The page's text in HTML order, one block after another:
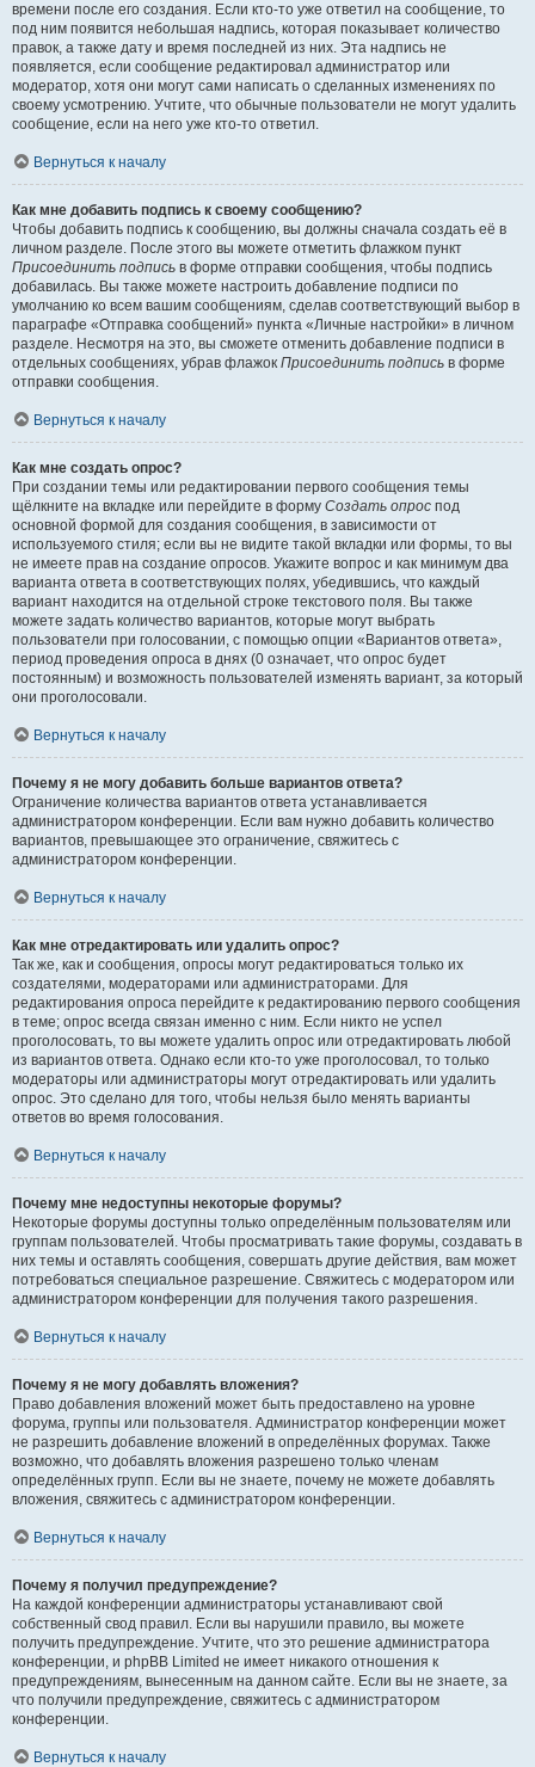
времени после его создания. Если кто-то уже ответил на сообщение, то
под ним появится небольшая надпись, которая показывает количество
правок, а также дату и время последней из них. Эта надпись не
появляется, если сообщение редактировал администратор или
модератор, хотя они могут сами написать о сделанных изменениях по
своему усмотрению. Учтите, что обычные пользователи не могут удалить
сообщение, если на него уже кто-то ответил.
Вернуться к началу
Как мне добавить подпись к своему сообщению?
Чтобы добавить подпись к сообщению, вы должны сначала создать её в
личном разделе. После этого вы можете отметить флажком пункт
Присоединить подпись в форме отправки сообщения, чтобы подпись
добавилась. Вы также можете настроить добавление подписи по
умолчанию ко всем вашим сообщениям, сделав соответствующий выбор в
параграфе «Отправка сообщений» пункта «Личные настройки» в личном
разделе. Несмотря на это, вы сможете отменить добавление подписи в
отдельных сообщениях, убрав флажок Присоединить подпись в форме
отправки сообщения.
Вернуться к началу
Как мне создать опрос?
При создании темы или редактировании первого сообщения темы
щёлкните на вкладке или перейдите в форму Создать опрос под
основной формой для создания сообщения, в зависимости от
используемого стиля; если вы не видите такой вкладки или формы, то вы
не имеете прав на создание опросов. Укажите вопрос и как минимум два
варианта ответа в соответствующих полях, убедившись, что каждый
вариант находится на отдельной строке текстового поля. Вы также
можете задать количество вариантов, которые могут выбрать
пользователи при голосовании, с помощью опции «Вариантов ответа»,
период проведения опроса в днях (0 означает, что опрос будет
постоянным) и возможность пользователей изменять вариант, за который
они проголосовали.
Вернуться к началу
Почему я не могу добавить больше вариантов ответа?
Ограничение количества вариантов ответа устанавливается
администратором конференции. Если вам нужно добавить количество
вариантов, превышающее это ограничение, свяжитесь с
администратором конференции.
Вернуться к началу
Как мне отредактировать или удалить опрос?
Так же, как и сообщения, опросы могут редактироваться только их
создателями, модераторами или администраторами. Для
редактирования опроса перейдите к редактированию первого сообщения
в теме; опрос всегда связан именно с ним. Если никто не успел
проголосовать, то вы можете удалить опрос или отредактировать любой
из вариантов ответа. Однако если кто-то уже проголосовал, то только
модераторы или администраторы могут отредактировать или удалить
опрос. Это сделано для того, чтобы нельзя было менять варианты
ответов во время голосования.
Вернуться к началу
Почему мне недоступны некоторые форумы?
Некоторые форумы доступны только определённым пользователям или
группам пользователей. Чтобы просматривать такие форумы, создавать в
них темы и оставлять сообщения, совершать другие действия, вам может
потребоваться специальное разрешение. Свяжитесь с модератором или
администратором конференции для получения такого разрешения.
Вернуться к началу
Почему я не могу добавлять вложения?
Право добавления вложений может быть предоставлено на уровне
форума, группы или пользователя. Администратор конференции может
не разрешить добавление вложений в определённых форумах. Также
возможно, что добавлять вложения разрешено только членам
определённых групп. Если вы не знаете, почему не можете добавлять
вложения, свяжитесь с администратором конференции.
Вернуться к началу
Почему я получил предупреждение?
На каждой конференции администраторы устанавливают свой
собственный свод правил. Если вы нарушили правило, вы можете
получить предупреждение. Учтите, что это решение администратора
конференции, и phpBB Limited не имеет никакого отношения к
предупреждениям, вынесенным на данном сайте. Если вы не знаете, за
что получили предупреждение, свяжитесь с администратором
конференции.
Вернуться к началу